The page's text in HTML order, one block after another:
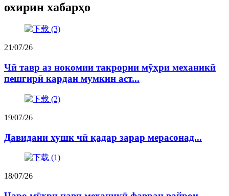
охирин хабарҳо
21/07/26
Чӣ тавр аз нокомии такрории мӯҳри механикӣ
пешгирӣ кардан мумкин аст...
19/07/26
Давидани хушк чӣ қадар зарар мерасонад...
18/07/26